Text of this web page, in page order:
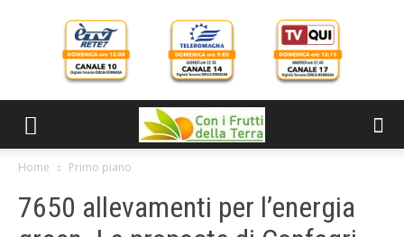
Home Primo piano
7650 allevamenti per l’energia